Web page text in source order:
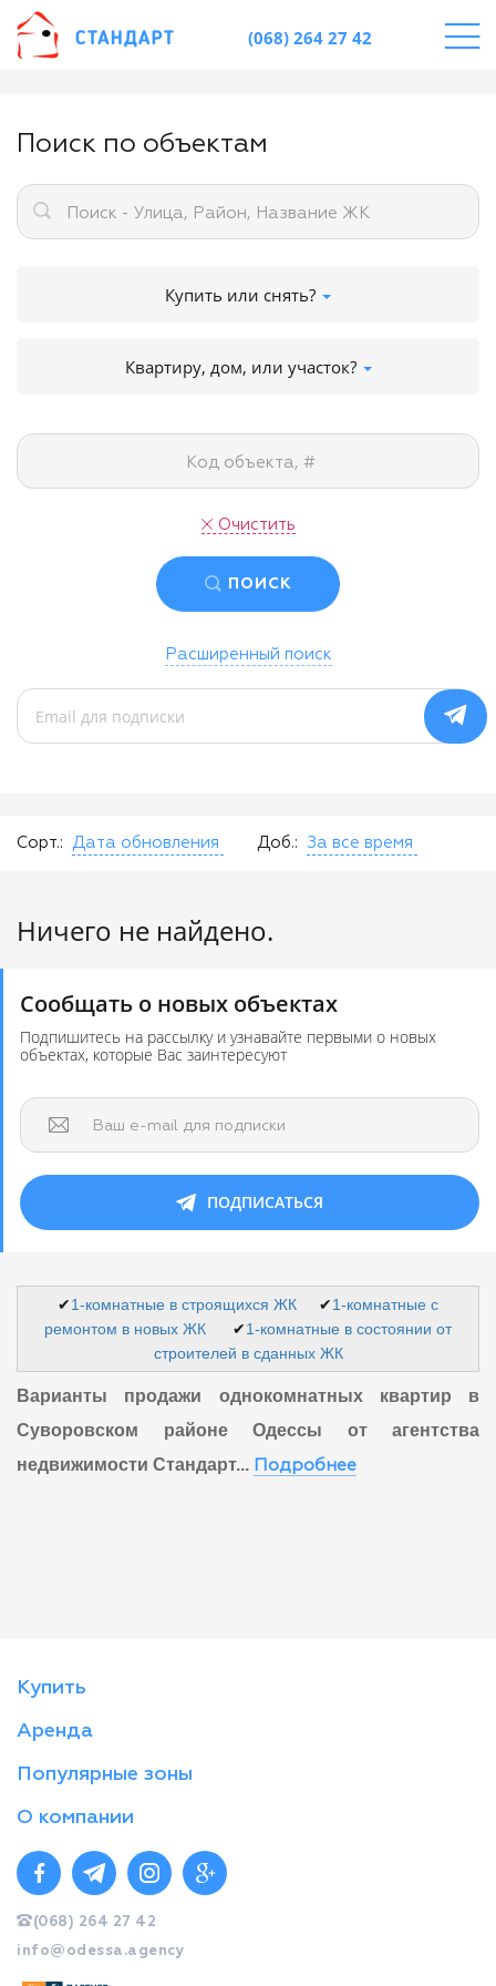
(068) 264 27 42
Поиск по объектам
Поиск - Улица, Район, Название ЖК
Купить или снять?
Квартиру, дом, или участок?
Код объекта, #
Очистить
ПОИСК
Расширенный поиск
Сорт.: Дата обновления Доб.: За все время
Ничего не найдено.
Сообщать о новых объектах
Подпишитесь на рассылку и узнавайте первыми о новых
объектах, которые Вас заинтересуют
Ваш e-mail для подписки
ПОДПИСАТЬСЯ
✔1-комнатные в строящихся ЖК ✔1-комнатные с
ремонтом в новых ЖК ✔1-комнатные в состоянии от
строителей в сданных ЖК
Варианты продажи однокомнатных квартир в
Суворовском районе Одессы от агентства
недвижимости Стандарт...
Подробнее
Купить
Аренда
Популярные зоны
О компании
(068) 264 27 42
info@odessa.agency